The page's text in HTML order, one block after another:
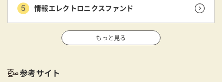
情報エレクトロニクスファンド
もっと見る
参考サイト